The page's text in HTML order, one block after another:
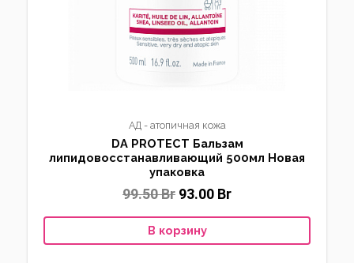
АД - атопичная кожа
DA PROTECT Бальзам
липидовосстанавливающий 500мл Новая
упаковка
99.50Br 93.00 Br
В корзину